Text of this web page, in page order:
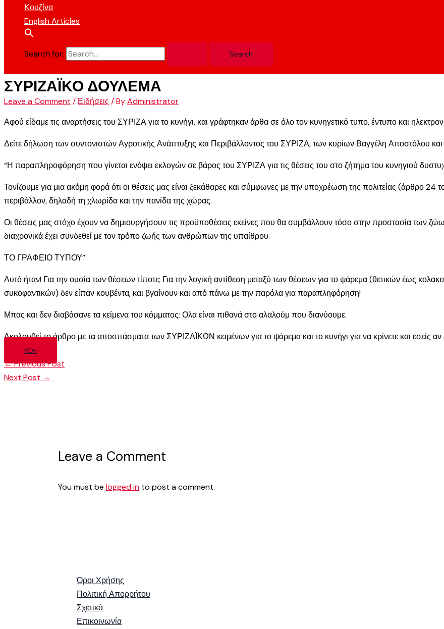
Κουζίνα
English Articles
Search for:
ΣΥΡΙΖΑΪΚΟ ΔΟΥΛΕΜΑ
Leave a Comment / Ειδήσεις / ByAdministrator
Αφού είδαμε τις αναρτήσεις του ΣΥΡΙΖΑ για το κυνήγι, και γράφτηκαν άρθα σε όλο τον κυνηγετικό τυπο, έντυπο και
Δείτε δήλωση των συντονιστών Αγροτικής Ανάπτυξης και Περιβάλλοντος του ΣΥΡΙΖΑ, των κυρίων Βαγγέλη Αποστόλου
“Η παραπληροφόρηση που γίνεται ενόψει εκλογών σε βάρος του ΣΥΡΙΖΑ για τις θέσεις του στο ζήτημα του κυνηγιού
Τονίζουμε για μια ακόμη φορά ότι οι θέσεις μας είναι ξεκάθαρες και σύμφωνες με την υποχρέωση της πολιτείας (άρθρο 24
περιβάλλον, δηλαδή τη χλωρίδα και την πανίδα της χώρας.
Οι θέσεις μας στόχο έχουν να δημιουργήσουν τις προϋποθέσεις εκείνες που θα συμβάλλουν τόσο στην προστασία των
διαχρονικά έχει συνδεθεί με τον τρόπο ζωής των ανθρώπων της υπαίθρου.
ΤΟ ΓΡΑΦΕΙΟ ΤΥΠΟΥ”
Αυτό ήταν! Για την ουσία των θέσεων τίποτε; Για την λογική αντίθεση μεταξύ των θέσεων για το ψάρεμα (θετικών έως
συκοφαντικών) δεν είπαν κουβέντα, και βγαίνουν και από πάνω με την παρόλα για παραπληφόρηση!
Μπας και δεν διαβάσανε τα κείμενα του κόμματος; Ολα είναι πιθανά στο αλαλούμ που διανύουμε.
Ακολουθεί το άρθρο με τα αποσπάσματα των ΣΥΡΙΖΑΪΚΩΝ κειμένων για το ψάρεμα και το κυνήγι για να κρίνετε και εσείς
PDF
←Previous Post
Next Post →
Leave a Comment
You must be logged into post a comment.
Όροι Χρήσης
Πολιτική Απορρήτου
Σχετικά
Επικοινωνία